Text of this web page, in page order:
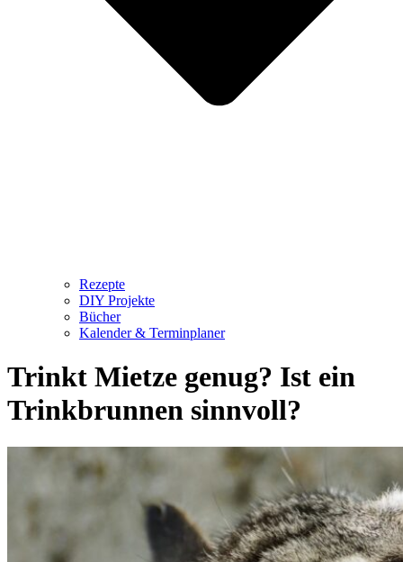
Rezepte
DIY Projekte
Bücher
Kalender & Terminplaner
Trinkt Mietze genug? Ist ein
Trinkbrunnen sinnvoll?